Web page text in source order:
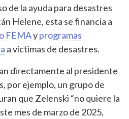
de la ayuda para desastres
Helene, esta se financia a
FEMAyprogramas
a víctimas de desastres.
directamente al presidente
por ejemplo, un grupo de
que Zelenski “no quiere la
mes de marzo de 2025,